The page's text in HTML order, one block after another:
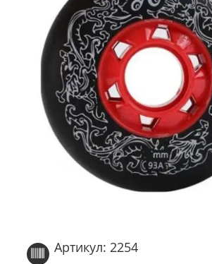
Артикул: 2254